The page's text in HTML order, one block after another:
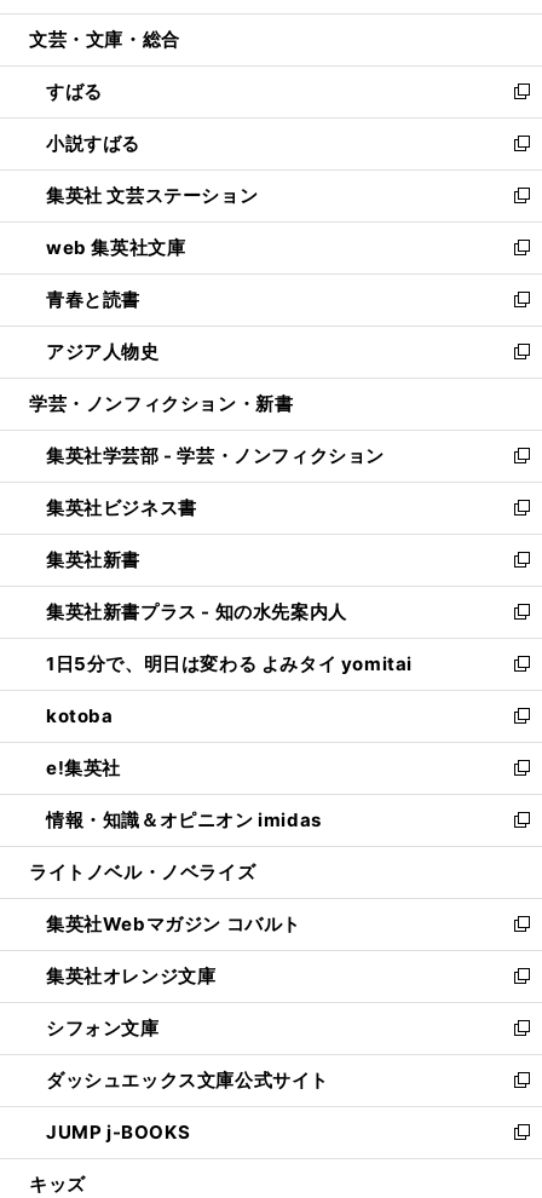
開
ウ
開
く
ン
ウ
で
開
く
ウ
ン
ド
ウ
で
開
く
文芸・文庫・総合
すばる
新
し
い
ウ
ィ
ン
ド
ウ
で
開
く
小説すばる
新
し
い
ウ
ィ
ン
ド
ウ
で
開
集英社 文芸ステーション
新
し
い
ウ
ィ
ン
ド
ウ
開
く
web 集英社文庫
新
し
い
ウ
ィ
ン
ウ
で
開
く
青春と読書
新
し
い
ウ
ン
ド
ウ
で
開
く
アジア人物史
新
し
ウ
ィ
ン
ド
ウ
で
開
く
学芸・ノンフィクション・新書
集英社学芸部 - 学芸・ノンフィクション
新
し
い
ウ
ィ
ン
ド
ウ
で
開
く
集英社ビジネス書
新
し
い
ウ
ィ
ン
ド
ウ
で
開
く
集英社新書
新
し
い
ウ
ィ
ン
ド
ウ
で
開
く
集英社新書プラス - 知の水先案内人
新
し
い
ウ
ィ
ン
ド
ウ
で
開
1日5分で、明日は変わる よみタイ yomitai
新
し
い
ウ
ィ
ン
ド
ウ
開
く
kotoba
新
し
い
ウ
ィ
ン
ウ
で
開
く
e!集英社
新
し
い
ウ
ン
ド
ウ
で
開
く
情報・知識＆オピニオン imidas
新
し
ウ
ィ
ン
ド
ウ
で
開
く
ライトノベル・ノベライズ
集英社Webマガジン コバルト
新
し
い
ウ
ィ
ン
ド
ウ
で
開
集英社オレンジ文庫
新
し
い
ウ
ィ
ン
ド
ウ
シフォン文庫
新
し
い
ウ
ィ
ン
ダッシュエックス文庫公式サイト
新
し
い
ウ
JUMP j-BOOKS
新
し
キッズ